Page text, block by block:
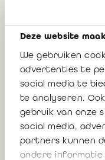
Deze website
We gebruiken
advertenties te
social media te
te analyseren.
gebruik van onze
social media,
partners kunnen
andere
Cédric Mattart,
30 juli 2026